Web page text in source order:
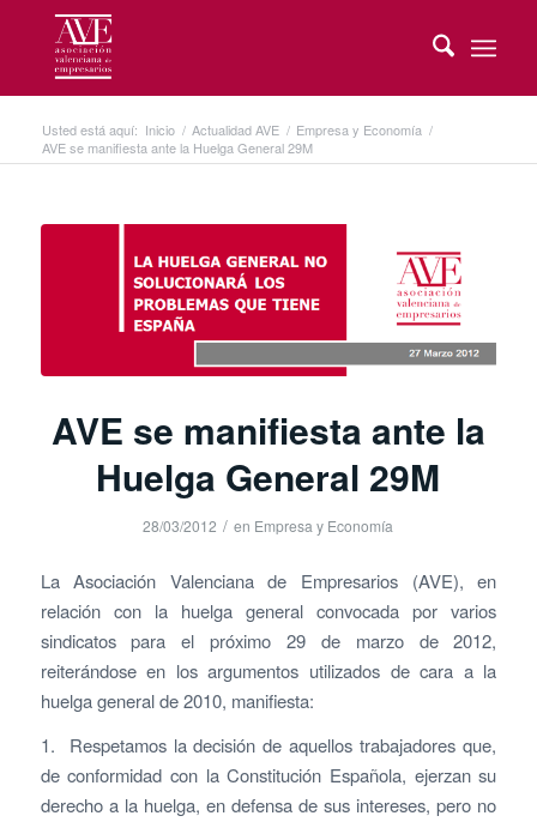
Usted está aquí: Inicio / Actualidad AVE / Empresa y Economía /
AVE se manifiesta ante la Huelga General 29M
AVE se manifiesta ante la
Huelga General 29M
28/03/2012 / en Empresa y Economía
La Asociación Valenciana de Empresarios (AVE), en
relación con la huelga general convocada por varios
sindicatos para el próximo 29 de marzo de 2012,
reiterándose en los argumentos utilizados de cara a la
huelga general de 2010, manifiesta:
1. Respetamos la decisión de aquellos trabajadores que,
de conformidad con la Constitución Española, ejerzan su
derecho a la huelga, en defensa de sus intereses, pero no